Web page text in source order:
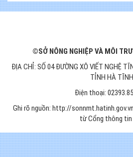
©SỞ NÔNG NGHIỆP VÀ MÔI
ĐỊA CHỈ: SỐ 04 ĐƯỜNG XÔ VIẾT NGHỆ
TỈNH HÀ TĨNH
Điện thoại:
Ghi rõ nguồn: http://
từ Cổng thông tin